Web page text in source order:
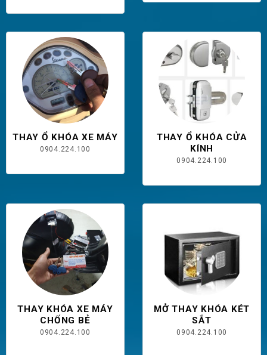
THAY Ổ KHÓA XE MÁY
0904.224.100
THAY Ổ KHÓA CỬA
KÍNH
0904.224.100
THAY KHÓA XE MÁY
CHỐNG BẺ
0904.224.100
MỞ THAY KHÓA KÉT
SẮT
0904.224.100